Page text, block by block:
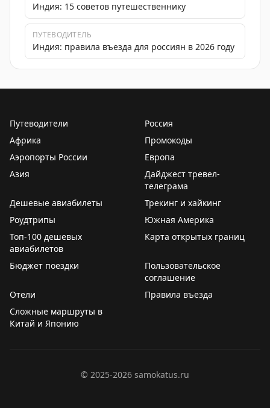
Индия: 15 советов путешественнику
ПУТЕВОДИТЕЛЬ
Индия: правила въезда для россиян в 2026 году
Путеводители
Россия
Африка
Промокоды
Аэропорты России
Европа
Азия
Дайджест тревел-
телеграма
Дешевые авиабилеты
Трекинг и хайкинг
Роудтрипы
Южная Америка
Топ-100 дешевых
авиабилетов
Карта открытых границ
Бюджет поездки
Пользовательское
соглашение
Отели
Правила въезда
Сложные маршруты в
Китай и Японию
© 2025-2026 samokatus.ru